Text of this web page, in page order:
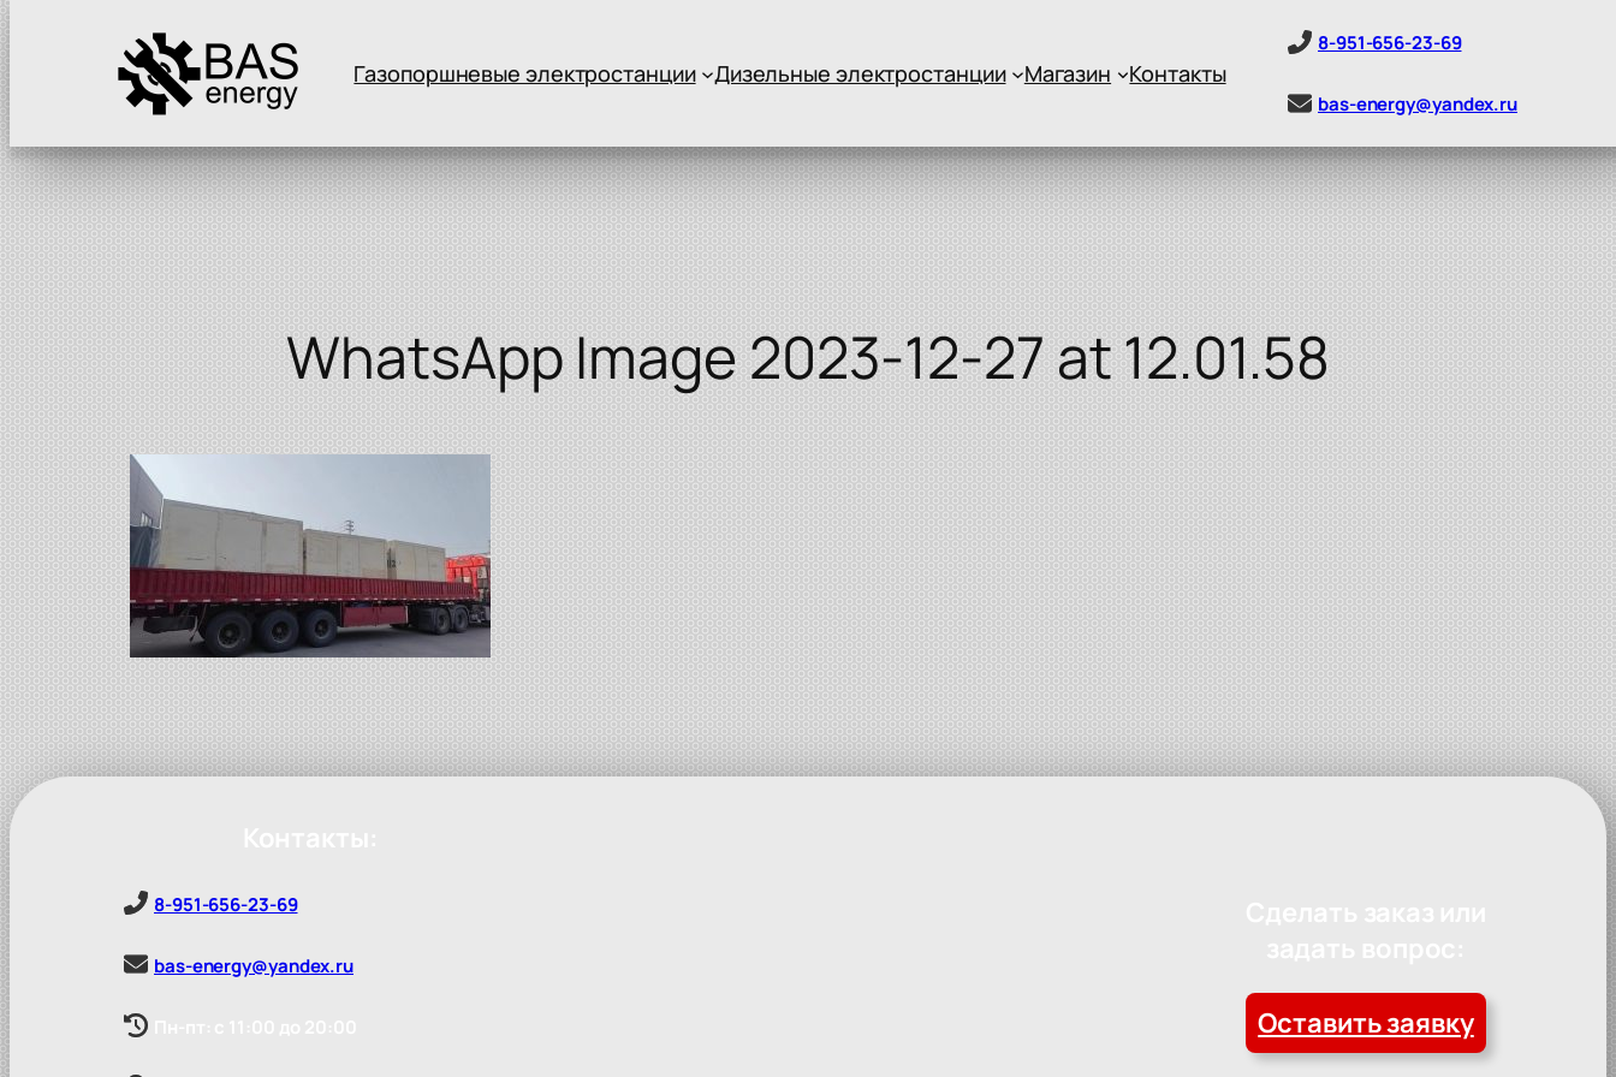
Перейти
к
содержимому
Газопоршневые электростанции Дизельные электростанции Магазин Контакты
8-951-656-23-69
bas-energy@yandex.ru
WhatsApp Image 2023-12-27 at 12.01.58
8-951-656-23-69
bas-energy@yandex.ru
Оставить заявку